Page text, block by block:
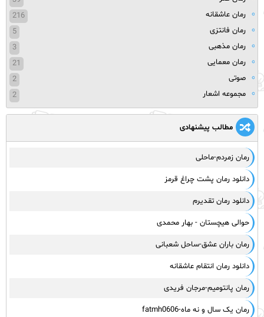
رمان عاشقانه
216
رمان فانتزی
5
رمان مذهبی
3
رمان معمایی
21
صوتی
2
مجموعه اشعار
2
مطالب پیشنهادی
رمان زمردم-ماحلی
دانلود رمان پشت چراغ قرمز
دانلود رمان تقدیرم
حوالی هیچستان - بهار محمدی
رمان باران عشق-ساحل شعبانی
دانلود رمان انتقام عاشقانه
رمان پانتومیم-مرجان فریدی
رمان یک سال و نه ماه-fatmh0606